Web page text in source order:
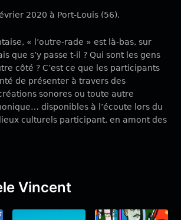
2020 à Port-Louis (56).
« l’outre-rade » est là-bas, sur
que s’y passe t-il ? Qui sont les gens
côté ? C’est ce que les participants
de présenter à travers des
sonores ou toute autre
disponibles à l’écoute lors du
culturels participant, en amont des
Vincent